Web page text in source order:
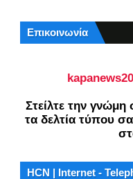
Επικοινωνία
Στείλτε την
τα δελτία τύπου
HCN | Internet -